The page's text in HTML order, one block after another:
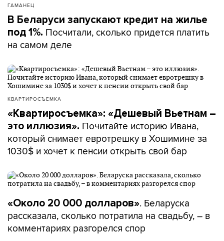
ГАМАНЕЦ
В Беларуси запускают кредит на жилье
под 1%. Посчитали, сколько придется платить
на самом деле
КВАРТИРОСЪЕМКА
«Квартиросъемка»: «Дешевый Вьетнам –
это иллюзия». Почитайте историю Ивана,
который снимает евротрешку в Хошимине за
1030$ и хочет к пенсии открыть свой бар
«Около 20 000 долларов». Беларуска
рассказала, сколько потратила на свадьбу, – в
комментариях разгорелся спор